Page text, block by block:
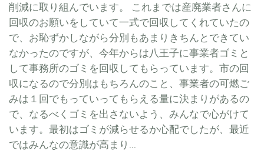
削減に取り組んでいます。 これまでは産廃業者さんに
回収のお願いをしていて一式で回収してくれていたの
で、お恥ずかしながら分別もあまりきちんとできてい
なかったのですが、今年からは八王子に事業者ゴミと
して事務所のゴミを回収してもらっています。市の回
収になるので分別はもちろんのこと、事業者の可燃ご
みは１回でもっていってもらえる量に決まりがあるの
で、なるべくゴミを出さないよう、みんなで心がけて
います。最初はゴミが減らせるか心配でしたが、最近
ではみんなの意識が高まり...